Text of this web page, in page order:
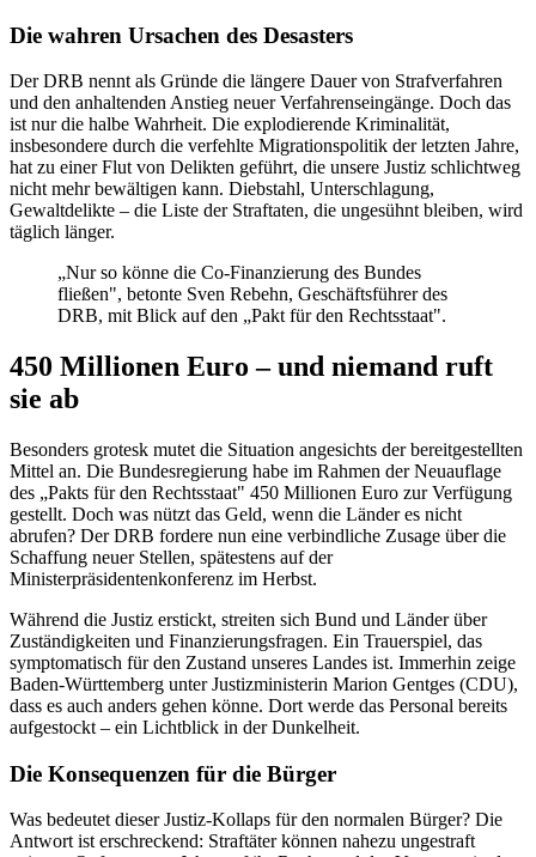
Die wahren Ursachen des Desasters
Der DRB nennt als Gründe die längere Dauer von Strafverfahren
und den anhaltenden Anstieg neuer Verfahrenseingänge. Doch das
ist nur die halbe Wahrheit. Die explodierende Kriminalität,
insbesondere durch die verfehlte Migrationspolitik der letzten Jahre,
hat zu einer Flut von Delikten geführt, die unsere Justiz schlichtweg
nicht mehr bewältigen kann. Diebstahl, Unterschlagung,
Gewaltdelikte – die Liste der Straftaten, die ungesühnt bleiben, wird
täglich länger.
„Nur so könne die Co-Finanzierung des Bundes
fließen", betonte Sven Rebehn, Geschäftsführer des
DRB, mit Blick auf den „Pakt für den Rechtsstaat".
450 Millionen Euro – und niemand ruft
sie ab
Besonders grotesk mutet die Situation angesichts der bereitgestellten
Mittel an. Die Bundesregierung habe im Rahmen der Neuauflage
des „Pakts für den Rechtsstaat" 450 Millionen Euro zur Verfügung
gestellt. Doch was nützt das Geld, wenn die Länder es nicht
abrufen? Der DRB fordere nun eine verbindliche Zusage über die
Schaffung neuer Stellen, spätestens auf der
Ministerpräsidentenkonferenz im Herbst.
Während die Justiz erstickt, streiten sich Bund und Länder über
Zuständigkeiten und Finanzierungsfragen. Ein Trauerspiel, das
symptomatisch für den Zustand unseres Landes ist. Immerhin zeige
Baden-Württemberg unter Justizministerin Marion Gentges (CDU),
dass es auch anders gehen könne. Dort werde das Personal bereits
aufgestockt – ein Lichtblick in der Dunkelheit.
Die Konsequenzen für die Bürger
Was bedeutet dieser Justiz-Kollaps für den normalen Bürger? Die
Antwort ist erschreckend: Straftäter können nahezu ungestraft